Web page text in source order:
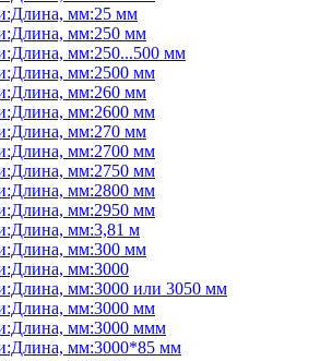
мм:25 мм
мм:250 мм
мм:250...500 мм
мм:2500 мм
мм:260 мм
мм:2600 мм
мм:270 мм
мм:2700 мм
мм:2750 мм
мм:2800 мм
мм:2950 мм
мм:3,81 м
мм:300 мм
мм:3000
мм:3000 или 3050 мм
мм:3000 мм
мм:3000 ммм
мм:3000*85 мм